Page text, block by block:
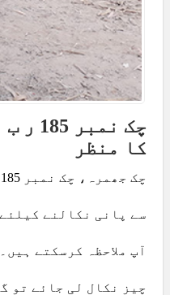
چک
کا منظر
سے پانی نکالنے
آپ ملاحظہ کرسکتے
چیز نکال لی جائے تو